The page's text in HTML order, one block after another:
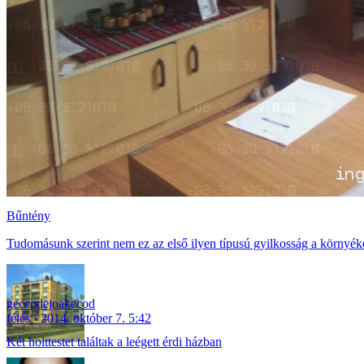
Bűntény
Tudomásunk szerint nem ez az első ilyen típusú gyilkosság a
geccodejoakecod
félés
2014. október 7. 5:42
Két holttestet találtak a leégett érdi házban